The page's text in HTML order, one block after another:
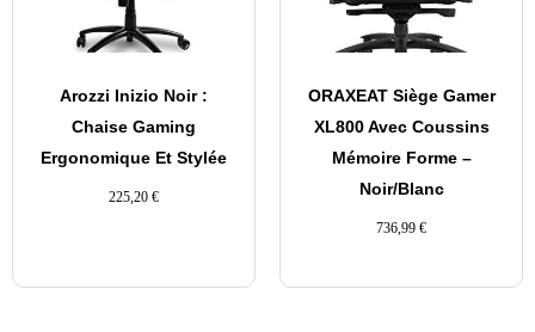
Arozzi Inizio Noir :
Chaise Gaming
Ergonomique Et Stylée
225,20 €
ORAXEAT Siège Gamer
XL800 Avec Coussins
Mémoire Forme –
Noir/Blanc
736,99 €